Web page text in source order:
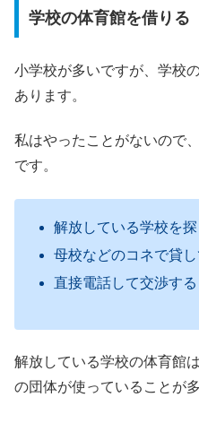
学校の体育館を借りる
小学校が多いですが、学校
あります。
私はやったことがないので
です。
解放している学校を
母校などのコネで貸し
直接電話して交渉する
解放している学校の体育館
の団体が使っていることが多